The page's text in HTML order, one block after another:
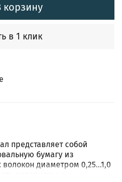
корзину
в 1 клик
представляет собой
бумагу из
диаметром 0,25...1,0
материалы с